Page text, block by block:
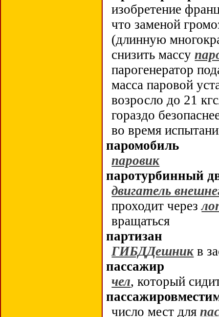
изобретение
что заменой
(длинную
снизить массу
парогенератор
масса паровой
возросло до 21
гораздо
во время
паромобиль
паровик
паротурбинный
двигатель
проходит через
вращаться
партизан
ГИБДДешникв
пассажир
чел, который
число мест для